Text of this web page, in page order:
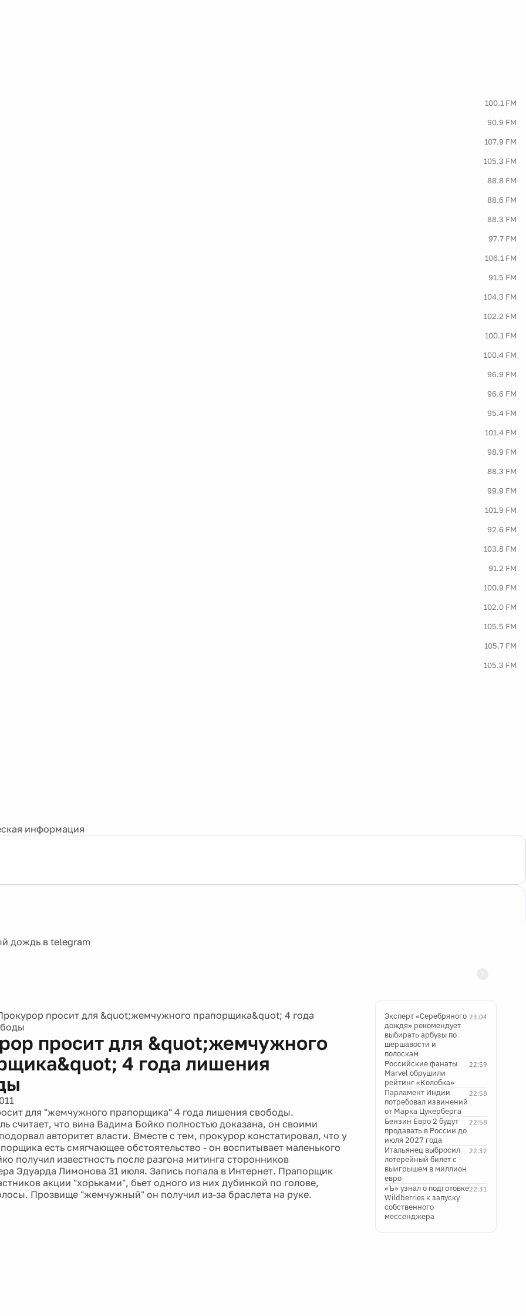
100.1 FM
90.9 FM
107.9 FM
105.3 FM
88.8 FM
88.6 FM
88.3 FM
97.7 FM
106.1 FM
91.5 FM
104.3 FM
102.2 FM
100.1 FM
100.4 FM
96.9 FM
96.6 FM
95.4 FM
101.4 FM
98.9 FM
88.3 FM
99.9 FM
101.9 FM
92.6 FM
103.8 FM
91.2 FM
100.9 FM
102.0 FM
105.5 FM
105.7 FM
105.3 FM
информация
просит для &quot;жемчужного прапорщика&quot; 4 года
просит для &quot;жемчужного
4 года лишения
для "жемчужного прапорщика" 4 года лишения свободы.
считает, что вина Вадима Бойко полностью доказана, он своими
авторитет власти. Вместе с тем, прокурор констатировал, что у
есть смягчающее обстоятельство - он воспитывает маленького
получил известность после разгона митинга сторонников
Эдуарда Лимонова 31 июля. Запись попала в Интернет. Прапорщик
акции "хорьками", бьет одного из них дубинкой по голове,
Прозвище "жемчужный" он получил из-за браслета на руке.
23:04
Эксперт «Серебряного
дождя» рекомендует
выбирать арбузы по
шершавости и
полоскам
22:59
Российские фанаты
Marvel обрушили
рейтинг «Колобка»
22:58
Парламент Индии
потребовал извинений
от Марка Цукерберга
22:58
Бензин Евро 2 будут
продавать в России до
июля 2027 года
22:32
Итальянец выбросил
лотерейный билет с
выигрышем в миллион
евро
22:31
«Ъ» узнал о подготовке
Wildberries к запуску
собственного
мессенджера